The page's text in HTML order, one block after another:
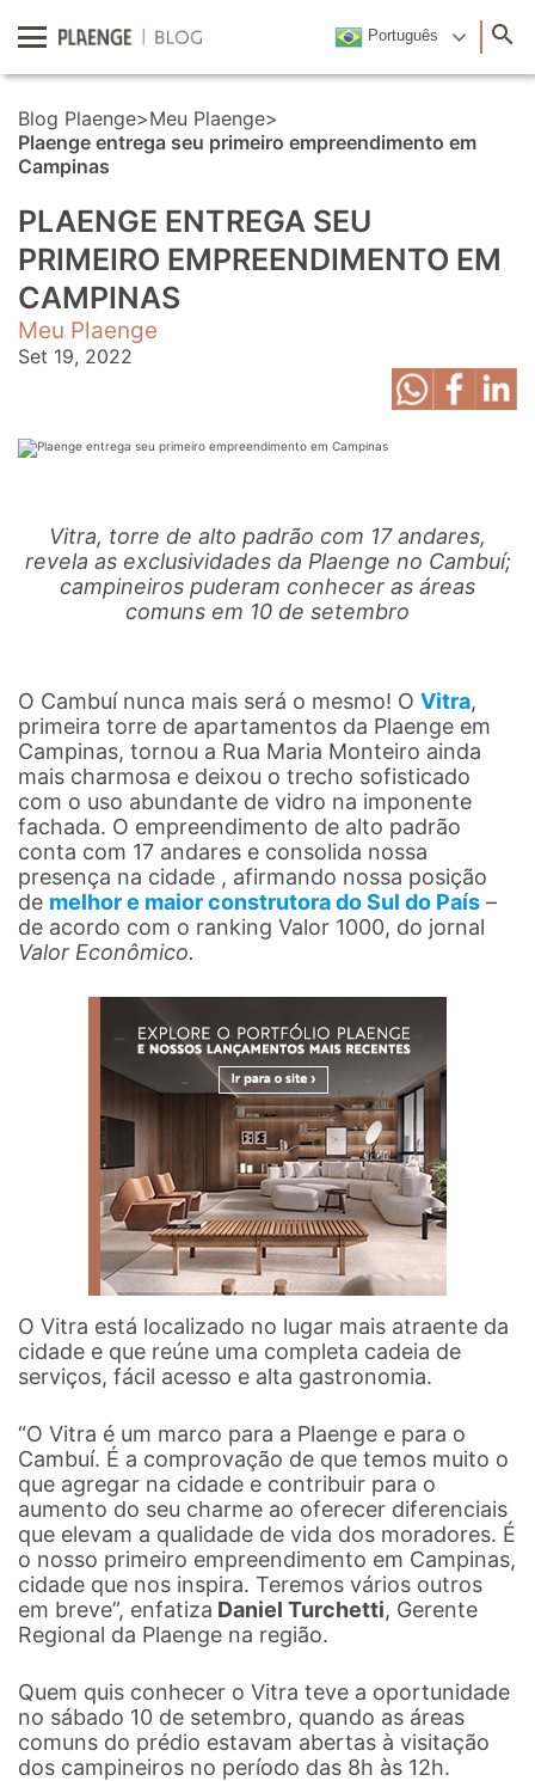
Português
Blog Plaenge>Meu Plaenge>
Plaenge entrega seu primeiro empreendimento em
Campinas
PLAENGE ENTREGA SEU
PRIMEIRO EMPREENDIMENTO EM
CAMPINAS
Meu Plaenge
Set 19, 2022
Vitra, torre de alto padrão com 17 andares,
revela as exclusividades da Plaenge no Cambuí;
campineiros puderam conhecer as áreas
comuns em 10 de setembro
O Cambuí nunca mais será o mesmo! O Vitra,
primeira torre de apartamentos da Plaenge em
Campinas, tornou a Rua Maria Monteiro ainda
mais charmosa e deixou o trecho sofisticado
com o uso abundante de vidro na imponente
fachada. O empreendimento de alto padrão
conta com 17 andares e consolida nossa
presença na cidade , afirmando nossa posição
de melhor e maior construtora do Sul do País –
de acordo com o ranking Valor 1000, do jornal
Valor Econômico.
O Vitra está localizado no lugar mais atraente da
cidade e que reúne uma completa cadeia de
serviços, fácil acesso e alta gastronomia.
“O Vitra é um marco para a Plaenge e para o
Cambuí. É a comprovação de que temos muito o
que agregar na cidade e contribuir para o
aumento do seu charme ao oferecer diferenciais
que elevam a qualidade de vida dos moradores. É
o nosso primeiro empreendimento em Campinas,
cidade que nos inspira. Teremos vários outros
em breve”, enfatiza Daniel Turchetti, Gerente
Regional da Plaenge na região.
Quem quis conhecer o Vitra teve a oportunidade
no sábado 10 de setembro, quando as áreas
comuns do prédio estavam abertas à visitação
dos campineiros no período das 8h às 12h.